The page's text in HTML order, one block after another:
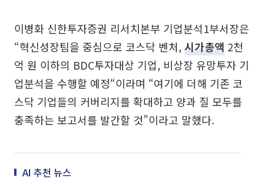
이병화 신한투자증권 리서치본부 기업분석1부서장은
“혁신성장팀을 중심으로 코스닥 벤처, 시가총액 2천
억 원 이하의 BDC투자대상 기업, 비상장 유망투자 기
업분석을 수행할 예정“이라며 “여기에 더해 기존 코
스닥 기업들의 커버리지를 확대하고 양과 질 모두를
충족하는 보고서를 발간할 것”이라고 말했다.
AI 추천 뉴스